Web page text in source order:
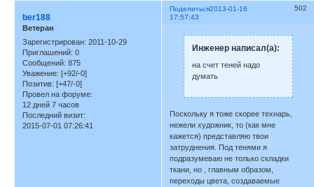
Поделиться 502
2013-01-16
17:57:43
ber188
Ветеран
Зарегистрирован: 2011-10-29
Приглашений: 0
Сообщений: 875
Уважение: [+92/-0]
Позитив: [+47/-0]
Провел на форуме:
12 дней 7 часов
Последний визит:
2015-07-01 07:26:41
Инженер написал(а):
на счет теней надо
думать
Поскольку я тоже скорее технарь,
нежели художник, то (как мне
кажется) представляю твои
затруднения. Под тенями я
подразумеваю не только складки
ткани, но , главным образом,
переходы цвета, создаваемые